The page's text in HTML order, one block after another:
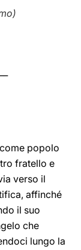
popolo
fratello e
verso il
affinché
il suo
che
lungo la